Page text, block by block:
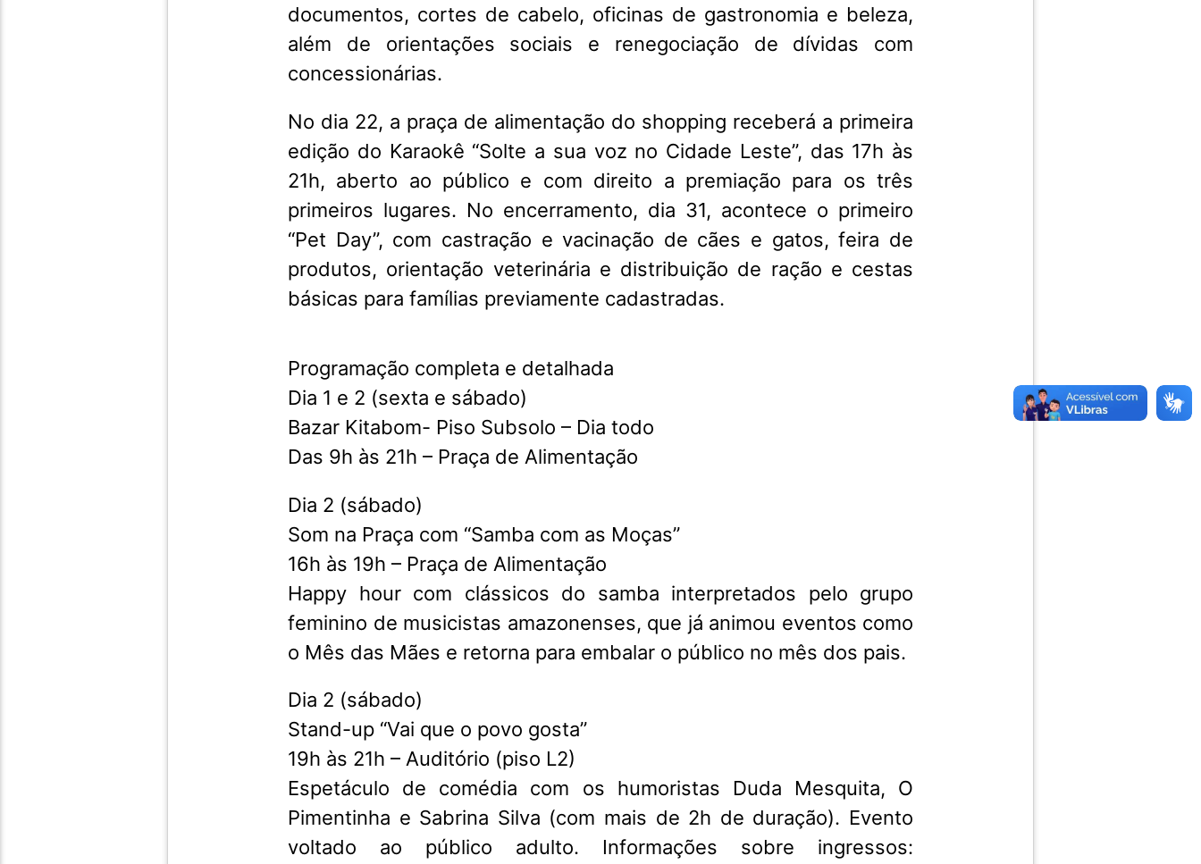
documentos, cortes de cabelo, oficinas de gastronomia e beleza,
além de orientações sociais e renegociação de dívidas com
concessionárias.
No dia 22, a praça de alimentação do shopping receberá a primeira
edição do Karaokê “Solte a sua voz no Cidade Leste”, das 17h às
21h, aberto ao público e com direito a premiação para os três
primeiros lugares. No encerramento, dia 31, acontece o primeiro
“Pet Day”, com castração e vacinação de cães e gatos, feira de
produtos, orientação veterinária e distribuição de ração e cestas
básicas para famílias previamente cadastradas.
Programação completa e detalhada
Dia 1 e 2 (sexta e sábado)
Bazar Kitabom- Piso Subsolo – Dia todo
Das 9h às 21h – Praça de Alimentação
Dia 2 (sábado)
Som na Praça com “Samba com as Moças”
16h às 19h – Praça de Alimentação
Happy hour com clássicos do samba interpretados pelo grupo
feminino de musicistas amazonenses, que já animou eventos como
o Mês das Mães e retorna para embalar o público no mês dos pais.
Dia 2 (sábado)
Stand-up “Vai que o povo gosta”
19h às 21h – Auditório (piso L2)
Espetáculo de comédia com os humoristas Duda Mesquita, O
Pimentinha e Sabrina Silva (com mais de 2h de duração). Evento
voltado ao público adulto. Informações sobre ingressos: